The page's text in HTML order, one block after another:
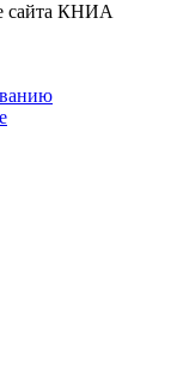
сайта КНИА